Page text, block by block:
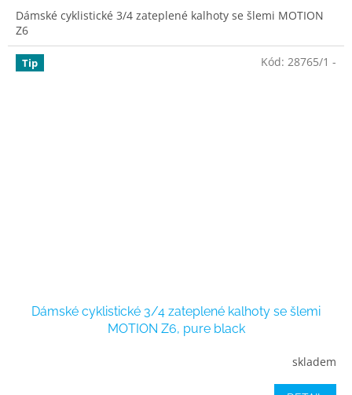
Dámské cyklistické 3/4 zateplené kalhoty se šlemi MOTION
Z6
Tip
Dámské cyklistické 3/4 zateplené kalhoty se šlemi
MOTION Z6, pure black
skladem
Kód: 28765/1 -